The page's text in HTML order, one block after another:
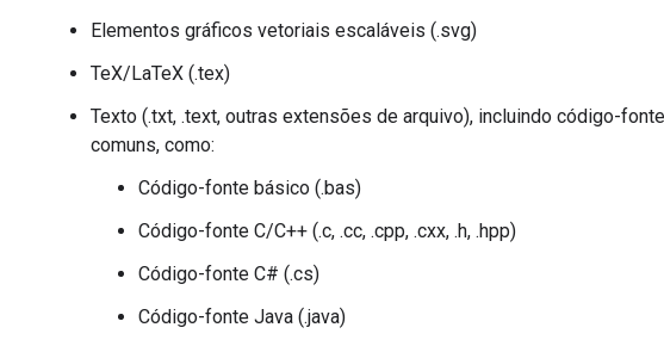
Elementos gráficos vetoriais escaláveis (.svg)
TeX/LaTeX (.tex)
Texto (.txt, .text, outras extensões de arquivo), incluindo código-
comuns, como:
Código-fonte básico (.bas)
Código-fonte C/C++ (.c, .cc, .cpp, .cxx, .h, .hpp)
Código-fonte C# (.cs)
Código-fonte Java (.java)